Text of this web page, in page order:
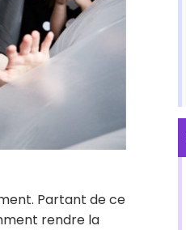
Partant de ce
rendre la